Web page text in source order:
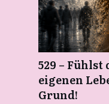
529 –
eigenen
Grund!